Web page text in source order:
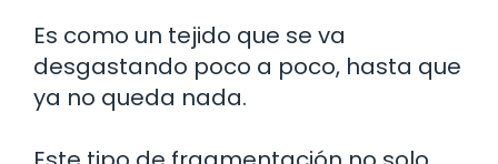
Es como un tejido que se va
desgastando poco a poco, hasta que
ya no queda nada.